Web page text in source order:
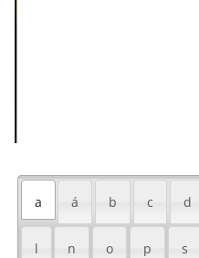
a á b c d
l n o p s